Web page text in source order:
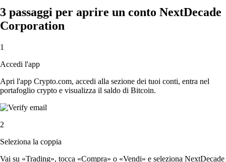
3 passaggi per aprire un conto NextDecade
Corporation
1
Accedi l'app
Apri l'app Crypto.com, accedi alla sezione dei tuoi conti, entra nel
portafoglio crypto e visualizza il saldo di Bitcoin.
2
Seleziona la coppia
Vai su «Trading», tocca «Compra» o «Vendi» e seleziona NextDecade